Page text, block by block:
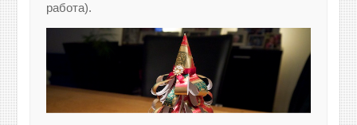
работа).